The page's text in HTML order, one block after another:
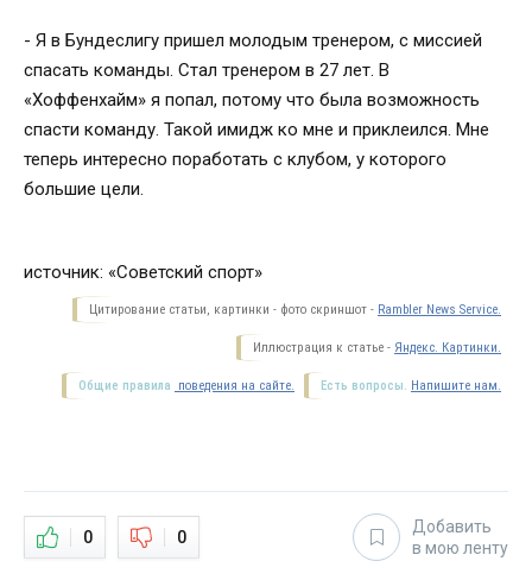
- Я в Бундеслигу пришел молодым тренером, с миссией
спасать команды. Стал тренером в 27 лет. В
«Хоффенхайм» я попал, потому что была возможность
спасти команду. Такой имидж ко мне и приклеился. Мне
теперь интересно поработать с клубом, у которого
большие цели.
источник: «Советский спорт»
Цитирование статьи, картинки - фото скриншот - Rambler News Service.
Иллюстрация к статье - Яндекс. Картинки.
Есть вопросы. Напишите нам.
Общие правила поведения на сайте.
0 0
Добавить
в мою ленту